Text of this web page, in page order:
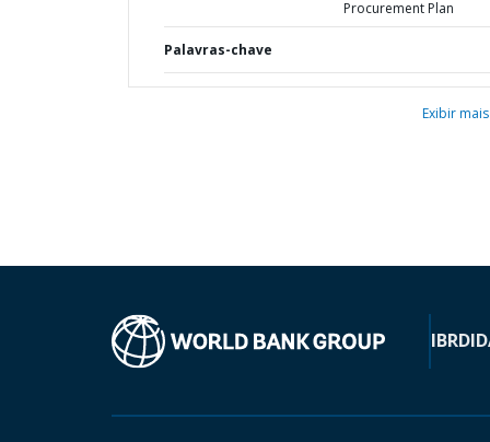
Procurement Plan
Palavras-chave
Exibir mais
IBRD